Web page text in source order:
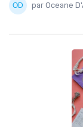
par Oceane